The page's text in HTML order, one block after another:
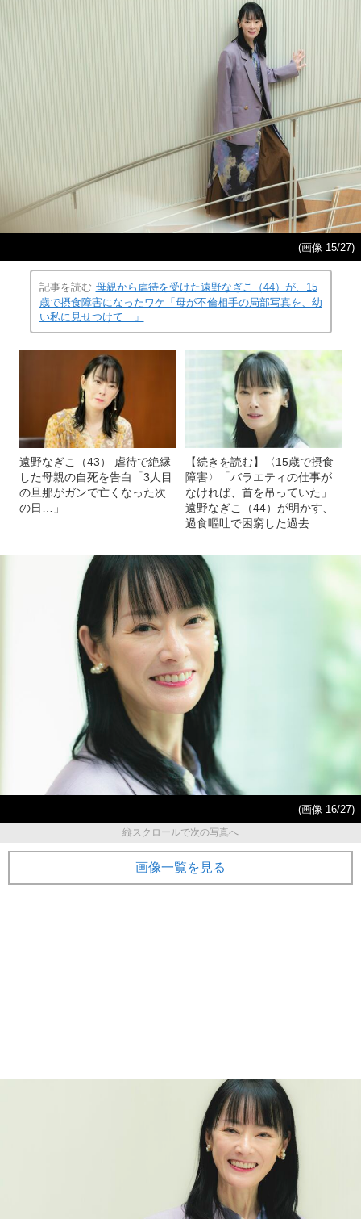
(画像 15/27)
記事を読む 母親から虐待を受けた遠野なぎこ（44）が、15
歳で摂食障害になったワケ「母が不倫相手の局部写真を、幼
い私に見せつけて…」
遠野なぎこ（43） 虐待で絶縁
した母親の自死を告白「3人目
の旦那がガンで亡くなった次
の日…」
【続きを読む】〈15歳で摂食
障害〉「バラエティの仕事が
なければ、首を吊っていた」
遠野なぎこ（44）が明かす、
過食嘔吐で困窮した過去
(画像 16/27)
縦スクロールで次の写真へ
画像一覧を見る